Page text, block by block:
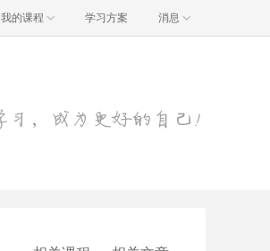
我的课程 学习方案 消息